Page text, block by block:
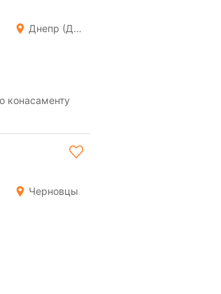
Днепр (Днепропетровск)
Черновцы